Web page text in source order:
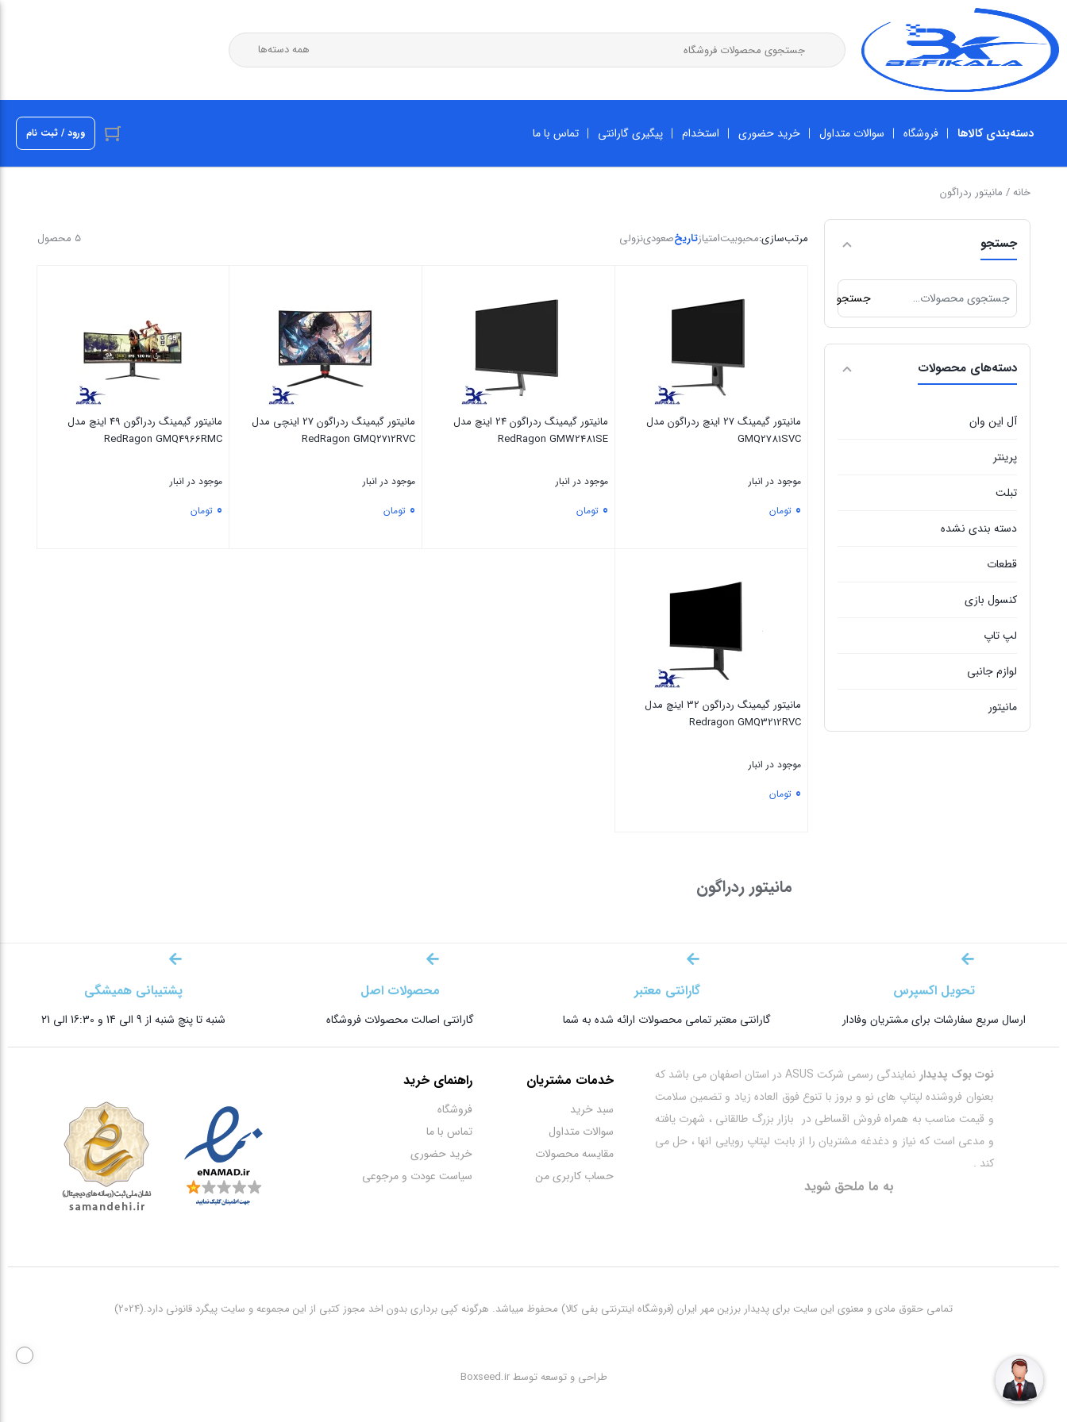
دسته‌بندی کالاها فروشگاه سوالات متداول خرید حضوری استخدام پیگیری گارانتی تماس با ما ورود / ثبت نام
خانه/ مانیتور ردراگون
جستجو
جستجو
دسته‌های محصولات
آل این وان
پرینتر
تبلت
دسته بندی نشده
قطعات
کنسول بازی
لپ تاپ
لوازم جانبی
مانیتور
5 محصول مرتب‌سازی:محبوبیتامتیازتاریخصعودینزولی
مانیتور گیمینگ 27 اینچ ردراگون مدل
GMQ2781SVC
موجود در انبار
0 تومان
مانیتور گیمینگ ردراگون 24 اینچ مدل
RedRagon GMW2481SE
موجود در انبار
0 تومان
مانیتور گیمینگ ردراگون 27 اینچی مدل
RedRagon GMQ2712RVC
موجود در انبار
0 تومان
مانیتور گیمینگ ردراگون 49 اینچ مدل
RedRagon GMQ4966RMC
موجود در انبار
0 تومان
مانیتور گیمینگ ردراگون 32 اینچ مدل
Redragon GMQ3212RVC
موجود در انبار
0 تومان
مانیتور ردراگون
تحویل اکسپرس
ارسال سریع سفارشات برای مشتریان وفادار
گارانتی معتبر
گارانتی معتبر تمامی محصولات ارائه شده به شما
محصولات اصل
گارانتی اصالت محصولات فروشگاه
پشتیبانی همیشگی
شنبه تا پنچ شنبه از 9 الی 14 و 16:30 الی 21
نوت بوک پدیدار
نمایندگی رسمی شرکت ASUS در استان اصفهان می باشد که
بعنوان فروشنده لپتاپ های نو و بروز با تنوع فوق العاده زیاد و تضمین سلامت
و قیمت مناسب به همراه فروش اقساطی در بازار بزرگ طالقانی ، شهرت یافته
و مدعی است که نیاز و دغدغه مشتریان را از بابت لپتاپ رویایی انها ، حل می
کند .
به ما ملحق شوید
خدمات مشتریان
سبد خرید
سوالات متداول
مقایسه محصولات
حساب کاربری من
راهنمای خرید
فروشگاه
تماس با ما
خرید حضوری
سیاست عودت و مرجوعی
تمامی حقوق مادی و معنوی این سایت برای پدیدار برزین مهر ایران (فروشگاه اینترنتی بفی کالا) محفوظ میباشد. هرگونه کپی برداری بدون اخد مجوز کتبی از این مجموعه و سایت پیگرد قانونی دارد.(2024)
طراحی و توسعه توسط Boxseed.ir